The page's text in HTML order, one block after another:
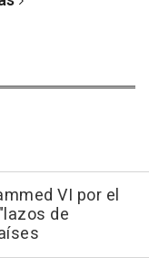
VI por el
de